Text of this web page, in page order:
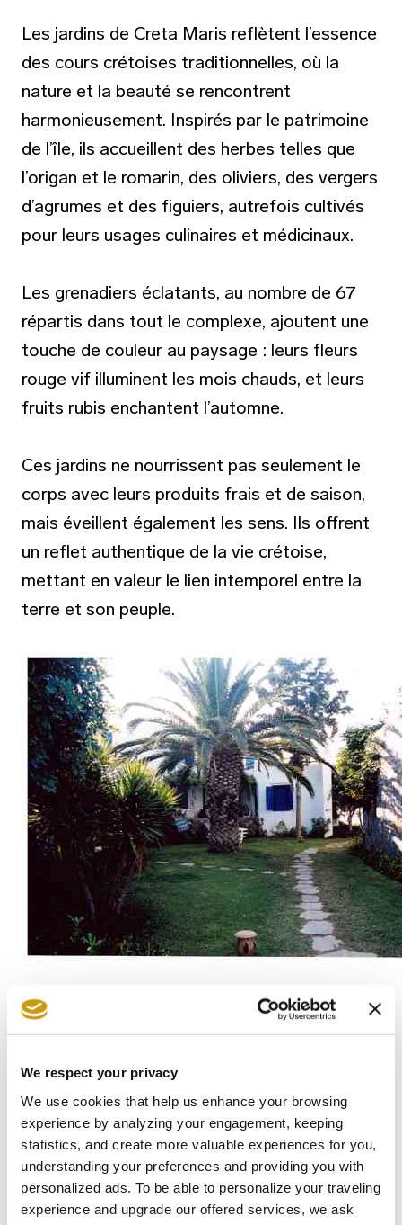
We respect your privacy
We use cookies that help us enhance your browsing
experience by analyzing your engagement, keeping
statistics, and create more valuable experiences for you,
understanding your preferences and providing you with
personalized ads. To be able to personalize your traveling
experience and upgrade our offered services, we ask
Les jardins de Creta Maris reflètent l’essence
des cours crétoises traditionnelles, où la
nature et la beauté se rencontrent
harmonieusement. Inspirés par le patrimoine
de l’île, ils accueillent des herbes telles que
l’origan et le romarin, des oliviers, des vergers
d’agrumes et des figuiers, autrefois cultivés
pour leurs usages culinaires et médicinaux.
Les grenadiers éclatants, au nombre de 67
répartis dans tout le complexe, ajoutent une
touche de couleur au paysage : leurs fleurs
rouge vif illuminent les mois chauds, et leurs
fruits rubis enchantent l’automne.
Ces jardins ne nourrissent pas seulement le
corps avec leurs produits frais et de saison,
mais éveillent également les sens. Ils offrent
un reflet authentique de la vie crétoise,
mettant en valeur le lien intemporel entre la
terre et son peuple.
Die Gärten von Creta Maris – Ein
kretischer Hinterhof
Die Gärten von Creta Maris spiegeln das
Wesen traditioneller kretischer Innenhöfe
wider, in denen Natur und Schönheit auf
harmonische Weise zusammenkommen.
Inspiriert vom Erbe der Insel, beherbergen sie